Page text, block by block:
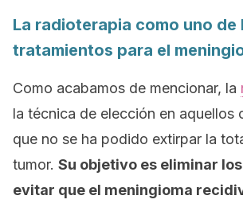
La radioterapia como uno de
tratamientos para el
Como acabamos de mencionar, la
la técnica de elección en aquellos
que no se ha podido extirpar la
tumor. Su objetivo es eliminar
evitar que el meningioma